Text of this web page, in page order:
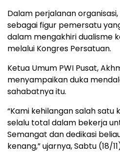
Dalam perjalanan
sebagai figur pemersatu
dalam mengakhiri dualisme
melalui Kongres Persatuan.
Ketua Umum PWI Pusat,
menyampaikan duka
sahabatnya itu.
“Kami kehilangan salah
selalu total dalam bekerja
Semangat dan dedikasi
kenang,” ujarnya, Sabtu (18/